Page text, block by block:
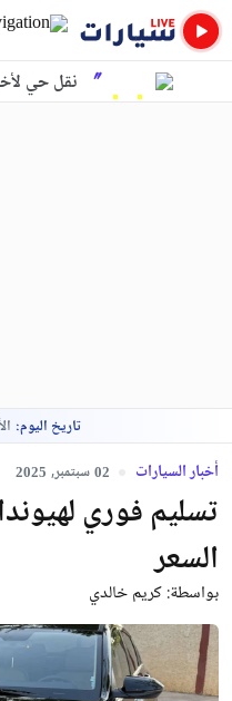
نقل حي
تاريخ اليوم:
أخبار السيارات 02 سبتمبر, 2025
السعر
بواسطة:كريم خالدي